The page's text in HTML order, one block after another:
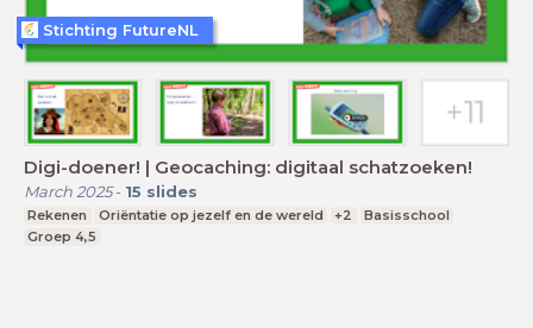
Digi-doener! | Geocaching: digitaal schatzoeken!
March 2025- 15 slides
Rekenen Oriëntatie op jezelf en de wereld +2
Basisschool
Groep 4,5
Stichting FutureNL